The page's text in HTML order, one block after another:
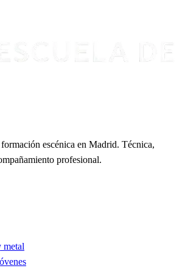
escénica en Madrid. Técnica,
profesional.
metal